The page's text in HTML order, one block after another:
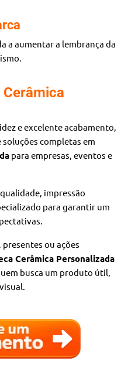
a aumentar a lembrança da
Cerâmica
e excelente acabamento,
soluções completas em
para empresas, eventos e
impressão
para garantir um
ou ações
Cerâmica Personalizada
busca um produto útil,